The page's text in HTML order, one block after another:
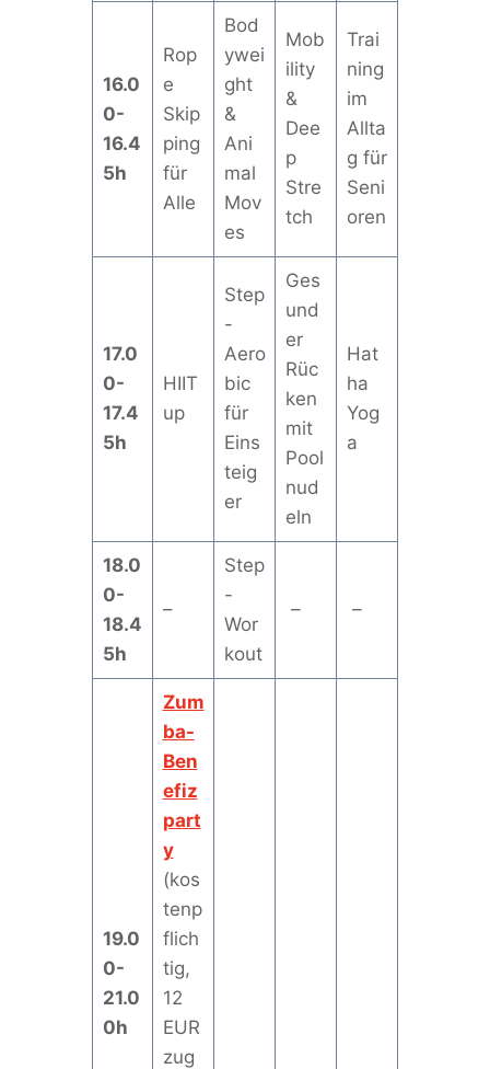
16.0
0-
16.4
5h
Rop
e
Skip
ping
für
Alle
Bod
ywei
ght
&
Ani
mal
Mov
es
Mob
ility
&
Dee
p
Stre
tch
Trai
ning
im
Allta
g für
Seni
oren
17.0
0-
17.4
5h
HIIT
up
Step
-
Aero
bic
für
Eins
teig
er
Ges
und
er
Rüc
ken
mit
Pool
nud
eln
Hat
ha
Yog
a
18.0
0-
18.4
5h
–
Step
-
Wor
kout
– –
19.0
0-
21.0
0h
Zum
ba-
Ben
efiz
part
y
(kos
tenp
flich
tig,
12
EUR
zug